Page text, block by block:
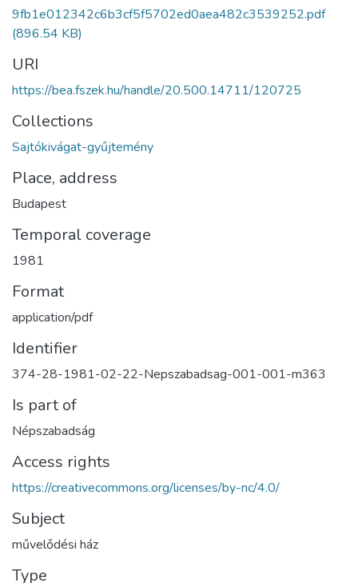
9fb1e012342c6b3cf5f5702ed0aea482c3539252.pdf
(896.54 KB)
URI
https://bea.fszek.hu/handle/20.500.14711/120725
Collections
Sajtókivágat-gyűjtemény
Place, address
Budapest
Temporal coverage
1981
Format
application/pdf
Identifier
374-28-1981-02-22-Nepszabadsag-001-001-m363
Is part of
Népszabadság
Access rights
https://creativecommons.org/licenses/by-nc/4.0/
Subject
művelődési ház
Type